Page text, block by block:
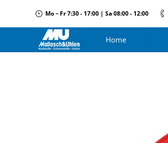
Mo – Fr 7:30 - 17:00 | Sa 08:00 - 12:00
Home